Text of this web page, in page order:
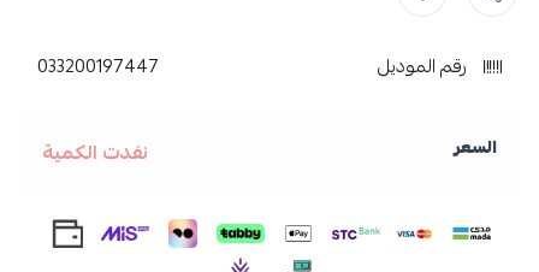
رقم الموديل 033200197447
السعر نفدت الكمية